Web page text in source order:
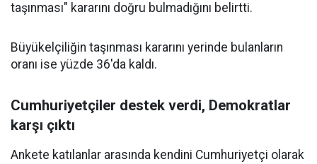
taşınması" kararını doğru bulmadığını belirtti.
Büyükelçiliğin taşınması kararını yerinde bulanların
oranı ise yüzde 36'da kaldı.
Cumhuriyetçiler destek verdi, Demokratlar
karşı çıktı
Ankete katılanlar arasında kendini Cumhuriyetçi olarak